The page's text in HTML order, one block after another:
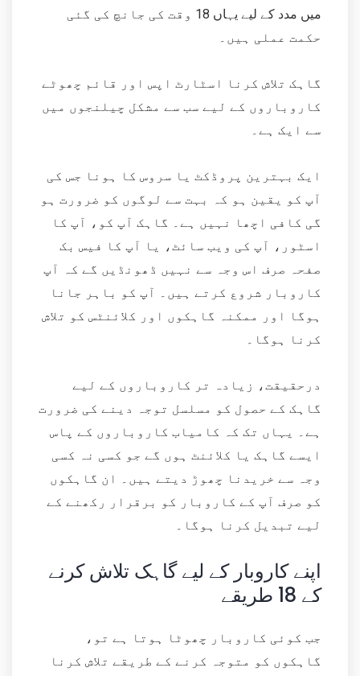
میں مدد کے لیے یہاں 18 وقت کی جانچ کی گئی
حکمت عملی ہیں۔
گاہک تلاش کرنا اسٹارٹ اپس اور قائم چھوٹے
کاروباروں کے لیے سب سے مشکل چیلنجوں میں
سے ایک ہے۔
ایک بہترین پروڈکٹ یا سروس کا ہونا جس کی
آپ کو یقین ہو کہ بہت سے لوگوں کو ضرورت ہو
گی کافی اچھا نہیں ہے۔ گاہک آپ کو، آپ کا
اسٹور، آپ کی ویب سائٹ، یا آپ کا فیس بک
صفحہ صرف اس وجہ سے نہیں ڈھونڈیں گے کہ آپ
کاروبار شروع کرتے ہیں۔ آپ کو باہر جانا
ہوگا اور ممکنہ گاہکوں اور کلائنٹس کو تلاش
کرنا ہوگا۔
درحقیقت، زیادہ تر کاروباروں کے لیے
گاہک کے حصول کو مسلسل توجہ دینے کی ضرورت
ہے۔ یہاں تک کہ کامیاب کاروباروں کے پاس
ایسے گاہک یا کلائنٹ ہوں گے جو کسی نہ کسی
وجہ سے خریدنا چھوڑ دیتے ہیں۔ ان گاہکوں
کو صرف آپ کے کاروبار کو برقرار رکھنے کے
لیے تبدیل کرنا ہوگا۔
اپنے کاروبار کے لیے گاہک تلاش کرنے
کے 18 طریقے
جب کوئی کاروبار چھوٹا ہوتا ہے تو،
گاہکوں کو متوجہ کرنے کے طریقے تلاش کرنا